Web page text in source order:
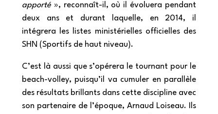
apporté», reconnaît-il, où il évoluera pendant
deux ans et durant laquelle, en 2014, il
intégrera les listes ministérielles officielles des
SHN (Sportifs de haut niveau).
C’est là aussi que s’opérera le tournant pour le
beach-volley, puisqu’il va cumuler en parallèle
des résultats brillants dans cette discipline avec
son partenaire de l’époque, Arnaud Loiseau. Ils